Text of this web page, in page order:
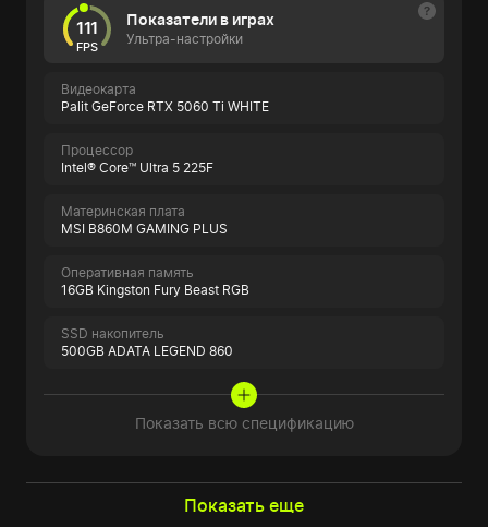
111
FPS
Показатели в играх
Ультра-настройки
Видеокарта
Palit GeForce RTX 5060 Ti WHITE
Процессор
Intel® Core™ Ultra 5 225F
Материнская плата
MSI B860M GAMING PLUS
Оперативная память
16GB Kingston Fury Beast RGB
SSD накопитель
500GB ADATA LEGEND 860
Показать всю спецификацию
Показать еще